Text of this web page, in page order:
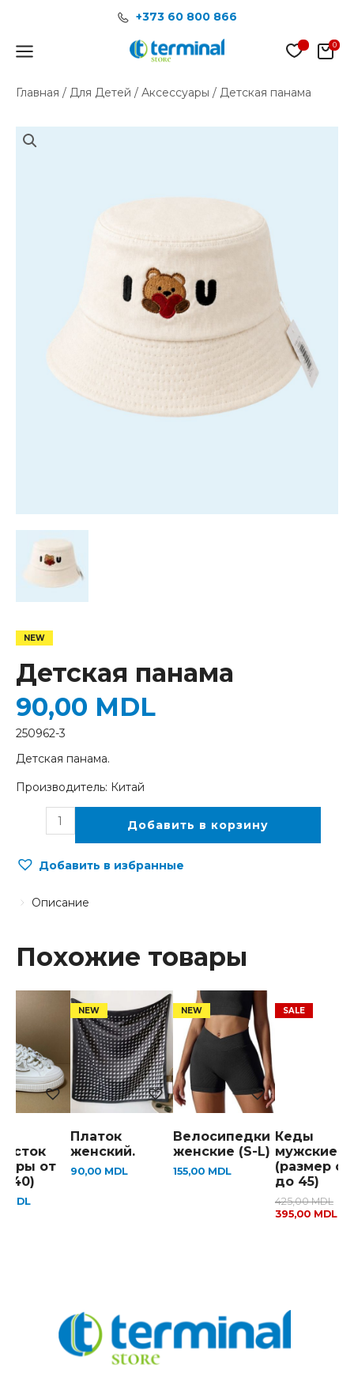
содержимому
+373 60 800 866
Main
Главная / Для Детей / Аксессуары / Детская панама
Детская панама
Детская панама.
Производитель: Китай
90,00 MDL
товара
Детская
Добавить в корзину
Добавить в избранные
250962-3
Описание
Похожие товары
от
40)
MDL
Платок
женский.
90,00 MDL
Велосипедки
женские (S-L)
155,00 MDL
Кеды
мужские
(размер
до 45)
425,00MDL
395,00 MDL